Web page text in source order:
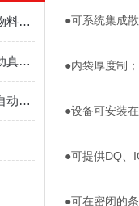
如何解决吨包开袋站中结块物料的堵塞问题？破碎格栅与强制下料机构
实现无尘车间的关键——自动真空上料技术
粉体配料系统有效提升粉体自动称重包装效率
●可系统集成
●内袋厚度制；
●设备可安装
●可提供DQ、
●可在密闭的